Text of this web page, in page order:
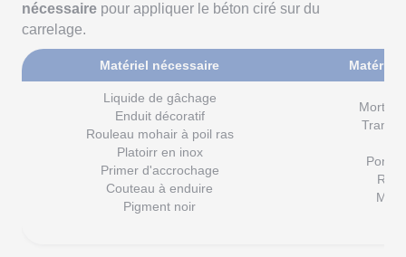
nécessaire pour appliquer le béton ciré sur du
carrelage.
Matériel nécessaire Matériel
Liquide de gâchage
Enduit décoratif
Rouleau mohair à poil ras
Platoirr en inox
Primer d'accrochage
Couteau à enduire
Pigment noir
Mortier
Trame